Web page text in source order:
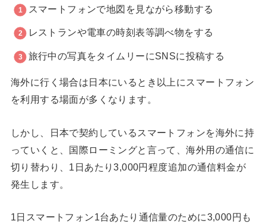
スマートフォンで地図を見ながら移動する
レストランや電車の時刻表等調べ物をする
旅行中の写真をタイムリーにSNSに投稿する
海外に行く場合は日本にいるとき以上にスマートフォン
を利用する場面が多くなります。
しかし、日本で契約しているスマートフォンを海外に持
っていくと、国際ローミングと言って、海外用の通信に
切り替わり、1日あたり3,000円程度追加の通信料金が
発生します。
1日スマートフォン1台あたり通信量のために3,000円も